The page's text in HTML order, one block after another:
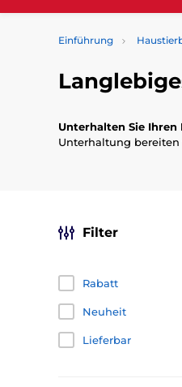
Einführung
Unterhalten Sie Ihren
Unterhaltung
Filter
Rabatt
Neuheit
Lieferbar